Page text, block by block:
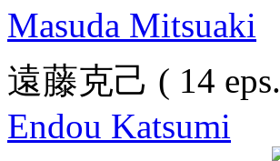
Masuda Mitsuaki
遠藤克己 ( 14 eps.
Endou Katsumi